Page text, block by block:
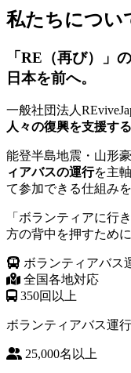
私たちについ
「RE（再び）」
日本を前へ。
一般社団法人
人々の復興を支援する
能登半島地震・山形
ィアバスの運行を主
て参加できる仕組み
「ボランティアに
方の背中を押すため
ボランティアバス
全国各地対応
350回以上
ボランティアバス運
25,000名以上